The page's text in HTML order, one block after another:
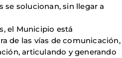
se solucionan, sin llegar a
el Municipio está
de las vías de comunicación,
articulando y generando